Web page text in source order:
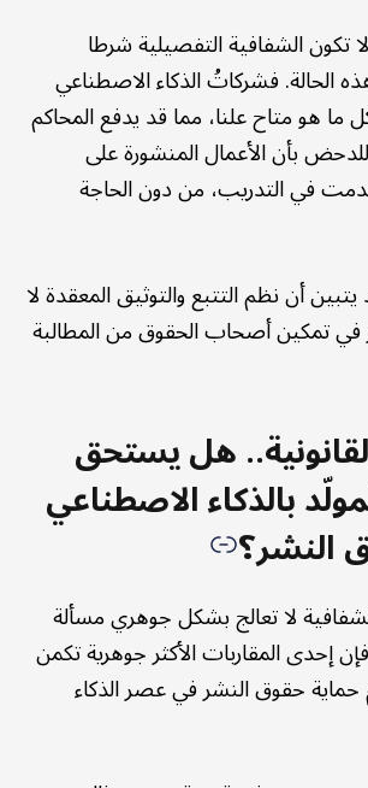
الشفافية التفصيلية شرطا
الحالة. فشركاتُ الذكاء الاصطناعي
ما هو متاح علنا، مما قد يدفع المحاكم
بأن الأعمال المنشورة على
في التدريب، من دون الحاجة
أن نظم التتبع والتوثيق المعقدة لا
تمكين أصحاب الحقوق من المطالبة
هل يستحق
بالذكاء الاصطناعي
النشر؟
لا تعالج بشكل جوهري مسألة
فإن إحدى المقاربات الأكثر جوهرية تكمن
حقوق النشر في عصر الذكاء